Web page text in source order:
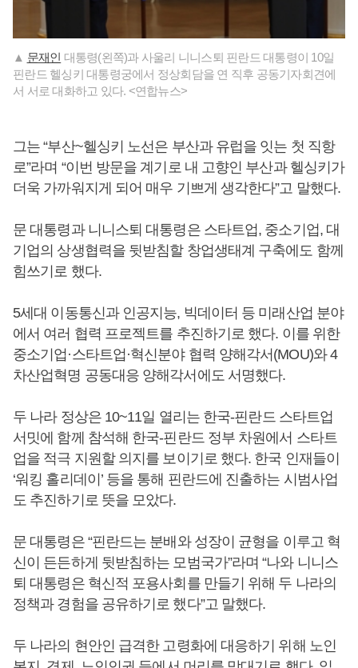
▲ 문재인 대통령(왼쪽)과 사울리 니니스퇴 핀란드 대통령이 10일
핀란드 헬싱키 대통령궁에서 정상회담을 연 직후 공동기자회견에
서 서로 대화하고 있다. <연합뉴스>
그는 “부산~헬싱키 노선은 부산과 유럽을 잇는 첫 직항
로”라며 “이번 방문을 계기로 내 고향인 부산과 헬싱키가
더욱 가까워지게 되어 매우 기쁘게 생각한다”고 말했다.
문 대통령과 니니스퇴 대통령은 스타트업, 중소기업, 대
기업의 상생협력을 뒷받침할 창업생태계 구축에도 함께
힘쓰기로 했다.
5세대 이동통신과 인공지능, 빅데이터 등 미래산업 분야
에서 여러 협력 프로젝트를 추진하기로 했다. 이를 위한
중소기업·스타트업·혁신분야 협력 양해각서(MOU)와 4
차산업혁명 공동대응 양해각서에도 서명했다.
두 나라 정상은 10~11일 열리는 한국-핀란드 스타트업
서밋에 함께 참석해 한국-핀란드 정부 차원에서 스타트
업을 적극 지원할 의지를 보이기로 했다. 한국 인재들이
‘워킹 홀리데이’ 등을 통해 핀란드에 진출하는 시범사업
도 추진하기로 뜻을 모았다.
문 대통령은 “핀란드는 분배와 성장이 균형을 이루고 혁
신이 든든하게 뒷받침하는 모범국가”라며 “나와 니니스
퇴 대통령은 혁신적 포용사회를 만들기 위해 두 나라의
정책과 경험을 공유하기로 했다”고 말했다.
두 나라의 현안인 급격한 고령화에 대응하기 위해 노인